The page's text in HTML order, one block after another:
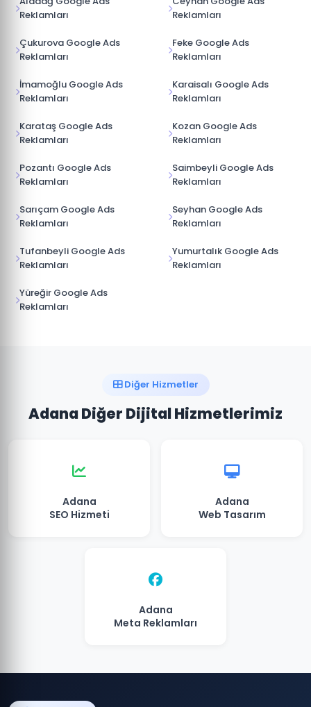
Reklamları
Reklamları
Çukurova Google Ads
Reklamları
Feke Google Ads
Reklamları
İmamoğlu Google Ads
Reklamları
Karaisalı Google Ads
Reklamları
Karataş Google Ads
Reklamları
Kozan Google Ads
Reklamları
Pozantı Google Ads
Reklamları
Saimbeyli Google Ads
Reklamları
Sarıçam Google Ads
Reklamları
Seyhan Google Ads
Reklamları
Tufanbeyli Google Ads
Reklamları
Yumurtalık Google Ads
Reklamları
Yüreğir Google Ads
Reklamları
Diğer Hizmetler
Adana Diğer Dijital Hizmetlerimiz
Adana
SEO Hizmeti
Adana
Web Tasarım
Adana
Meta Reklamları